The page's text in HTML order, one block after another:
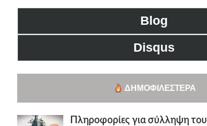
Blog
Disqus
ΔΗΜΟΦΙΛΈΣΤΕΡΑ
Πληροφορίες για σύλληψη